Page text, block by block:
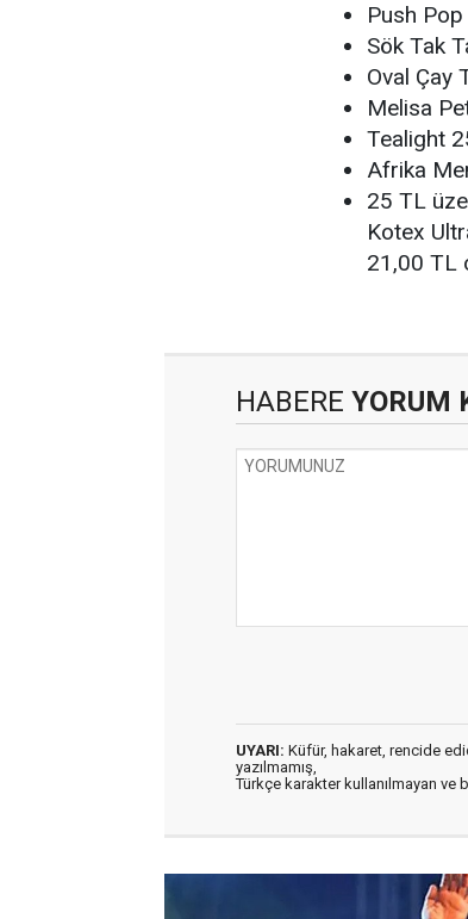
Push
Sök Tak
Oval Çay
Melisa
Tealight
Afrika
25 TL
Kotex
21,00 TL
HABERE YORUM
UYARI: Küfür, hakaret, rencide
yazılmamış,
Türkçe karakter kullanılmayan ve